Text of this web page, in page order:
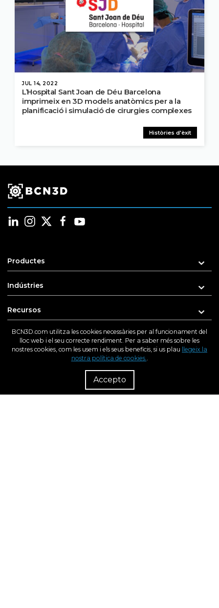
JUL 14, 2022
Històries d'èxit
L’Hospital Sant Joan de Déu Barcelona
imprimeix en 3D models anatòmics per a la
planificació i simulació de cirurgies complexes
Productes
Indústries
Recursos
Suport
BCN3D.com utilitza les cookies necessàries per al funcionament del
lloc web i el seu correcte rendiment. Per a saber més sobre les
nostres cookies, com les usem i els seus beneficis, si us plau
llegeix la
nostra política de cookies..
Accepto